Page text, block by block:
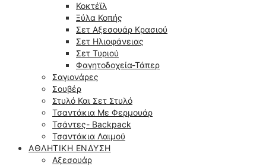
Κοκτέϊλ
Ξύλα Κοπής
Σετ Αξεσουάρ Κρασιού
Σετ Ηλιοφάνειας
Σετ Τυριού
Φαγητοδοχεία-Τάπερ
Σαγιονάρες
Σουβέρ
Στυλό Και Σετ Στυλό
Τσαντάκια Με Φερμουάρ
Τσάντες- Backpack
Τσαντάκια Λαιμού
ΑΘΛΗΤΙΚΉ ΈΝΔΥΣΗ
Αξεσουάρ